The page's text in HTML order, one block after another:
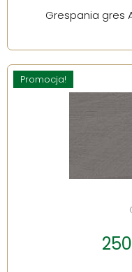
Grespania gres
Promocja!